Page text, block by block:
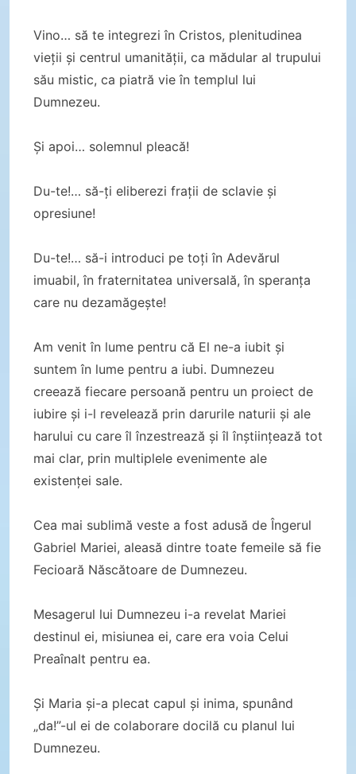
Vino… să te integrezi în Cristos, plenitudinea
vieții și centrul umanității, ca mădular al trupului
său mistic, ca piatră vie în templul lui
Dumnezeu.
Și apoi… solemnul pleacă!
Du-te!… să-ți eliberezi frații de sclavie și
opresiune!
Du-te!… să-i introduci pe toți în Adevărul
imuabil, în fraternitatea universală, în speranța
care nu dezamăgește!
Am venit în lume pentru că El ne-a iubit și
suntem în lume pentru a iubi. Dumnezeu
creează fiecare persoană pentru un proiect de
iubire și i-l revelează prin darurile naturii și ale
harului cu care îl înzestrează și îl înștiințează tot
mai clar, prin multiplele evenimente ale
existenței sale.
Cea mai sublimă veste a fost adusă de Îngerul
Gabriel Mariei, aleasă dintre toate femeile să fie
Fecioară Născătoare de Dumnezeu.
Mesagerul lui Dumnezeu i-a revelat Mariei
destinul ei, misiunea ei, care era voia Celui
Preaînalt pentru ea.
Și Maria și-a plecat capul și inima, spunând
„da!”-ul ei de colaborare docilă cu planul lui
Dumnezeu.